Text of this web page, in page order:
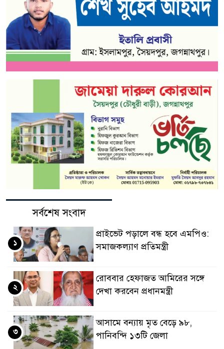
সর্বশেষ সংবাদ
প্রাইভেট পড়ালে বন্ধ হবে এমপিও:
সমাজকল্যাণ প্রতিমন্ত্রী
১
রোববার হেফাজত আমিরের সঙ্গে
দেখা করবেন প্রধানমন্ত্রী
২
আসামে বন্যায় মৃত বেড়ে ৯৮,
পানিবন্দি ১৩টি জেলা
৩